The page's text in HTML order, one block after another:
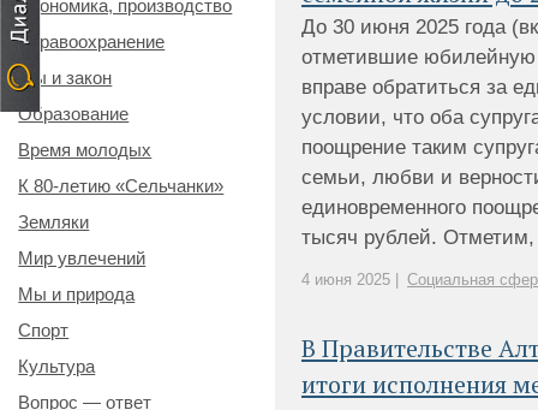
До 30 июня 2025 года
отметившие юбилейную
вправе обратиться за
условии, что оба
поощрение таким
семьи, любви и
единовременного
тысяч рублей. Отметим,
4 июня 2025 | Социальная
В Правительстве
итоги исполнения
Экономика, производство
Здравоохранение
Мы и закон
Образование
Время молодых
К 80-летию «Сельчанки»
Земляки
Мир увлечений
Мы и природа
Спорт
Культура
Вопрос — ответ